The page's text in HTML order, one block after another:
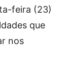
feira (23)
que
nos